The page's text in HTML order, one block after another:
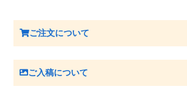
ご注文について
ご入稿について